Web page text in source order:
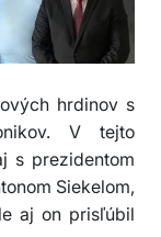
hrdinov s
V tejto
s prezidentom
Siekelom,
aj on prisľúbil